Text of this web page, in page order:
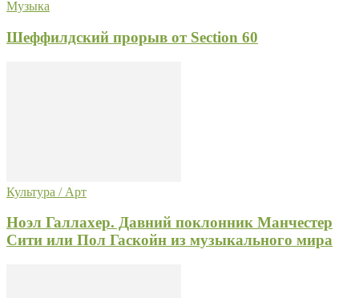
Музыка
Шеффилдский прорыв от Section 60
Культура / Арт
Ноэл Галлахер. Давний поклонник Манчестер
Сити или Пол Гаскойн из музыкального мира